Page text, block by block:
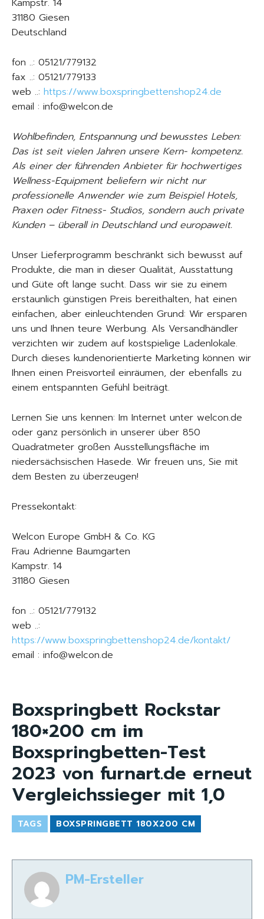
31180 Giesen
Deutschland
fon ..: 05121/779132
fax ..: 05121/779133
web ..: https://www.boxspringbettenshop24.de
email : info@welcon.de
Wohlbefinden, Entspannung und bewusstes Leben:
Das ist seit vielen Jahren unsere Kern- kompetenz.
Als einer der führenden Anbieter für hochwertiges
Wellness-Equipment beliefern wir nicht nur
professionelle Anwender wie zum Beispiel Hotels,
Praxen oder Fitness- Studios, sondern auch private
Kunden – überall in Deutschland und europaweit.
Unser Lieferprogramm beschränkt sich bewusst auf
Produkte, die man in dieser Qualität, Ausstattung
und Güte oft lange sucht. Dass wir sie zu einem
erstaunlich günstigen Preis bereithalten, hat einen
einfachen, aber einleuchtenden Grund: Wir ersparen
uns und Ihnen teure Werbung. Als Versandhändler
verzichten wir zudem auf kostspielige Ladenlokale.
Durch dieses kundenorientierte Marketing können wir
Ihnen einen Preisvorteil einräumen, der ebenfalls zu
einem entspannten Gefühl beiträgt.
Lernen Sie uns kennen: Im Internet unter welcon.de
oder ganz persönlich in unserer über 850
Quadratmeter großen Ausstellungsfläche im
niedersächsischen Hasede. Wir freuen uns, Sie mit
dem Besten zu überzeugen!
Pressekontakt:
Welcon Europe GmbH & Co. KG
Frau Adrienne Baumgarten
Kampstr. 14
31180 Giesen
fon ..: 05121/779132
web ..:
https://www.boxspringbettenshop24.de/kontakt/
email : info@welcon.de
Boxspringbett Rockstar
180×200 cm im
Boxspringbetten-Test
2023 von furnart.de erneut
Vergleichssieger mit 1,0
TAGS BOXSPRINGBETT 180X200 CM
PM-Ersteller